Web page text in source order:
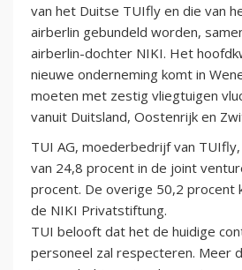
van het Duitse TUIfly en die van
airberlin gebundeld worden,
airberlin-dochter NIKI. Het
nieuwe onderneming komt in
moeten met zestig vliegtuigen
vanuit Duitsland, Oostenrijk en
TUI AG, moederbedrijf van
van 24,8 procent in de joint
procent. De overige 50,2 procent
de NIKI Privatstiftung.
TUI belooft dat het de huidige
personeel zal respecteren. Meer